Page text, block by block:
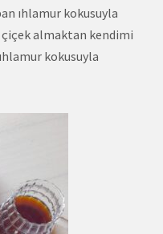
ıhlamur kokusuyla
almaktan kendimi
kokusuyla